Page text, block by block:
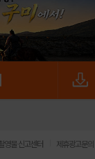
영물 신고센터 제휴광고문의